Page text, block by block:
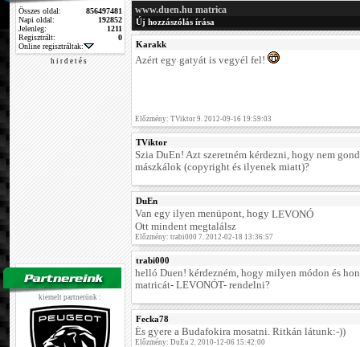
Összes oldal:
856497481
Napi oldal:
192852
Jelenleg:
1211
Regisztrált:
0
Online regisztráltak:
h i r d e t é s
kiemelt partnerünk :
www.duen.hu matrica
Új hozzászólás írása
Karakk
Azért egy gatyát is vegyél fel!
Előzmény: TViktor 9. 2012-09-16 19:59:03
TViktor
Szia DuEn! Azt szeretném kérdezni, hogy nem
mászkálok (copyright és ilyenek miatt)?
DuEn
Van egy ilyen menüpont, hogy LEVONÓ
Ott mindent megtalálsz
Előzmény: trabi000 7. 2012-02-18 13:36:57
trabi000
helló Duen! kérdezném, hogy milyen módon és
matricát- LEVONÓT- rendelni?
Fecka78
És gyere a Budafokira mosatni. Ritkán látunk:-))
Előzmény: DuEn 2. 2010-12-06 15:42:00